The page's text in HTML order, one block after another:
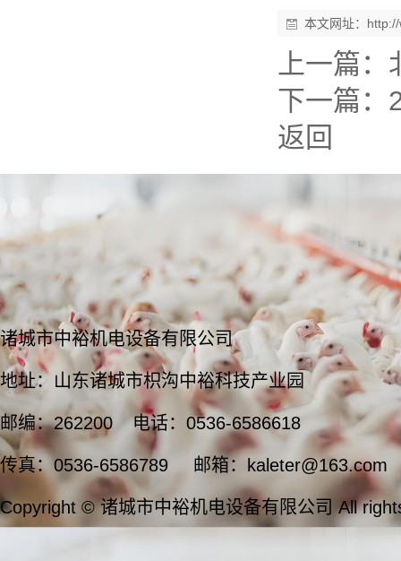
本文网址：
上一篇：
下一篇：
返回
诸城市中裕机电设备有限公司
地址：山东诸城市枳沟中裕科技产业园
邮编：262200 电话：0536-6586618
传真：0536-6586789 邮箱：kaleter@163.com
Copyright © 诸城市中裕机电设备有限公司 All